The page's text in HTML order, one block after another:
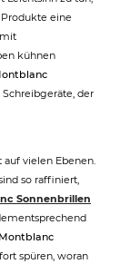
eine
kühnen
der
auf vielen Ebenen.
so raffiniert,
Sonnenbrillen
Montblanc
spüren, woran